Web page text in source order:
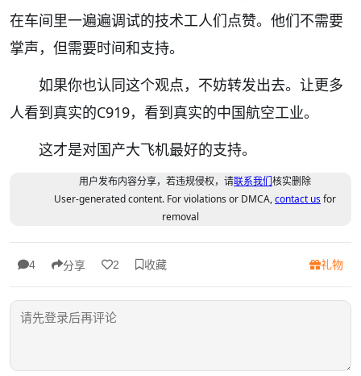
在车间里一遍遍调试的技术工人们点赞。他们不需要
掌声，但需要时间和支持。
如果你也认同这个观点，不妨转发出去。让更多
人看到真实的C919，看到真实的中国航空工业。
这才是对国产大飞机最好的支持。
用户发布内容分享，若违规侵权，请联系我们核实删除
User-generated content. For violations or DMCA,contact usfor
removal
4 分享 2 收藏 礼物